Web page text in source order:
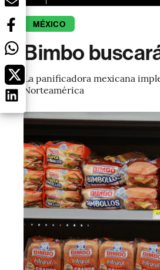
MÉXICO
Bimbo
La panificadora mexicana
Norteamérica